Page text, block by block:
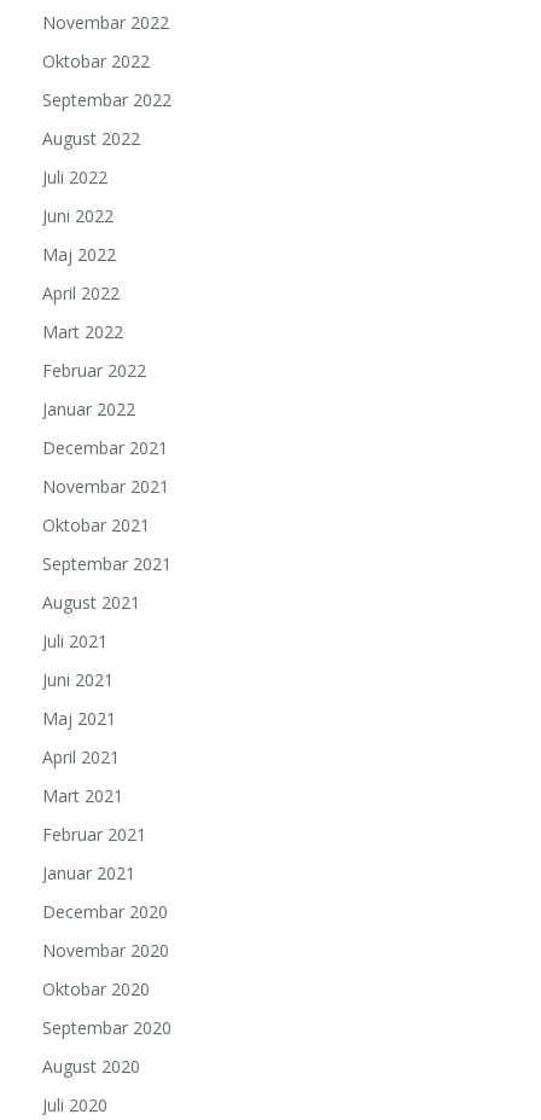
Novembar 2022
Oktobar 2022
Septembar 2022
August 2022
Juli 2022
Juni 2022
Maj 2022
April 2022
Mart 2022
Februar 2022
Januar 2022
Decembar 2021
Novembar 2021
Oktobar 2021
Septembar 2021
August 2021
Juli 2021
Juni 2021
Maj 2021
April 2021
Mart 2021
Februar 2021
Januar 2021
Decembar 2020
Novembar 2020
Oktobar 2020
Septembar 2020
August 2020
Juli 2020